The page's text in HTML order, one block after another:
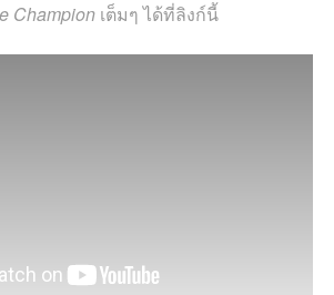
Champion เต็มๆ ได้ที่ลิงก์นี้